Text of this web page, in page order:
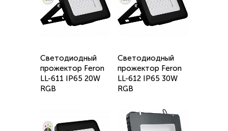
Светодиодный
прожектор Feron
LL-611 IP65 20W
RGB
Светодиодный
прожектор Feron
LL-612 IP65 30W
RGB